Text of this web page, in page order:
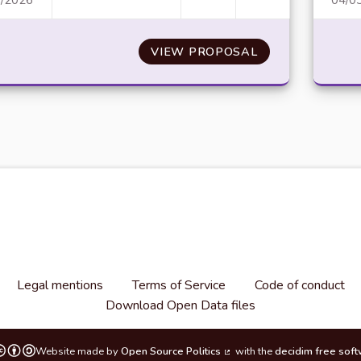
VIEW PROPOSALN°10 : SOUTIEN
Legal mentions Terms of Service
Code of conduct
Download Open Data files
Website made byOpen Source Politics with thedecidim free